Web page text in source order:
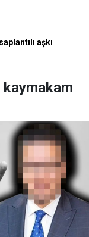
aşkı
kaymakam